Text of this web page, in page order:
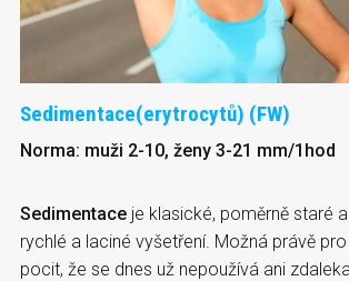
Sedimentace(erytrocytů) (FW)
Norma: muži 2-10, ženy 3-21 mm/1hod
Sedimentace je klasické, poměrně staré
rychlé a laciné vyšetření. Možná právě
pocit, že se dnes už nepoužívá ani